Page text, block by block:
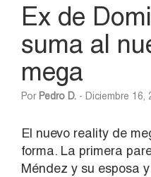
Ex de
suma al
mega
Por Pedro D. - Diciembre 16,
El nuevo reality de
forma. La primera
Méndez y su esposa